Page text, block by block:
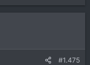
#1.475